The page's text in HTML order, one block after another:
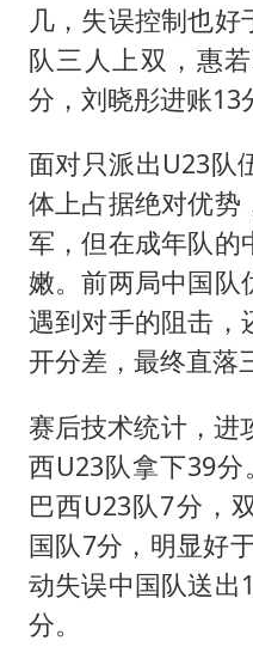
以
白
方
银
几，失误控制也
队三人上双，惠
分，刘晓彤进账13
面对只派出U23队
体上占据绝对优势
军，但在成年队的
嫩。前两局中国队
遇到对手的阻击，
开分差，最终直落
赛后技术统计，进
西U23队拿下39
巴西U23队7分，
国队7分，明显好
动失误中国队送出
分。